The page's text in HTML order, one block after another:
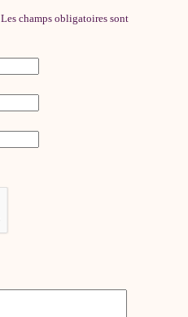
Les champs obligatoires sont